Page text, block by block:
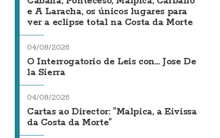
e A Laracha, os únicos lugares para
ver a eclipse total na Costa da Morte
04/08/2026
O Interrogatorio de Leis con... Jose De
la Sierra
04/08/2026
Cartas ao Director: "Malpica, a Eivissa
da Costa da Morte"